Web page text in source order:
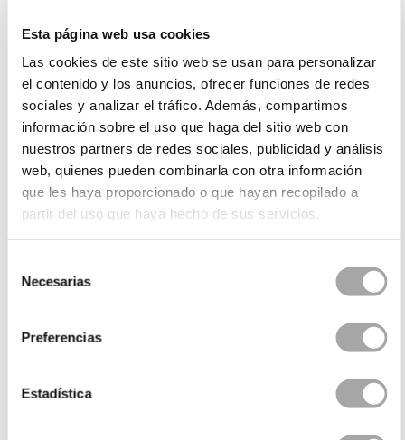
Esta página web usa cookies
Las cookies de este sitio web se usan para personalizar
el contenido y los anuncios, ofrecer funciones de redes
sociales y analizar el tráfico. Además, compartimos
información sobre el uso que haga del sitio web con
nuestros partners de redes sociales, publicidad y análisis
web, quienes pueden combinarla con otra información
que les haya proporcionado o que hayan recopilado a
partir del uso que haya hecho de sus servicios.
Necesarias
Preferencias
Estadística